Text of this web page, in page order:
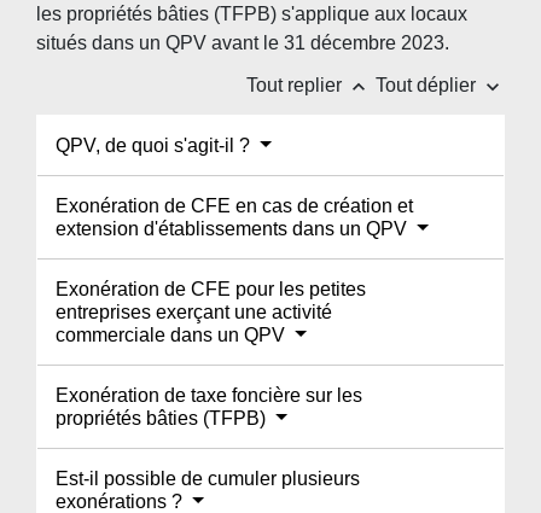
les propriétés bâties (TFPB) s'applique aux locaux
situés dans un QPV avant le 31 décembre 2023.
Tout replier keyboard_arrow_up Tout déplier keyboard_arrow_down
QPV, de quoi s'agit-il ?
Exonération de CFE en cas de création et
extension d'établissements dans un QPV
Exonération de CFE pour les petites
entreprises exerçant une activité
commerciale dans un QPV
Exonération de taxe foncière sur les
propriétés bâties (TFPB)
Est-il possible de cumuler plusieurs
exonérations ?